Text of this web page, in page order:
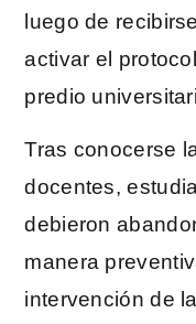
luego de
activar el
predio
Tras conocerse
docentes,
debieron
manera
intervención de